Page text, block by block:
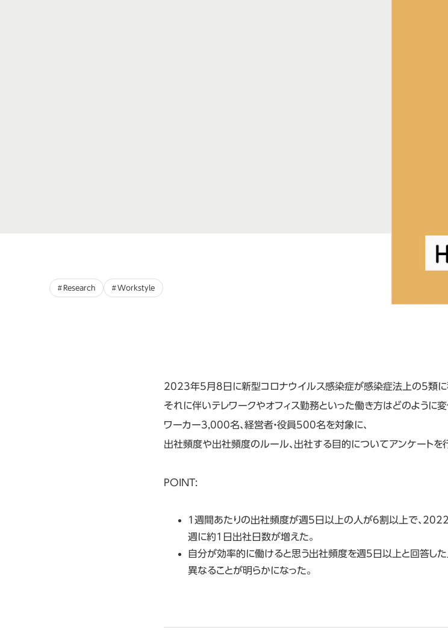
Research Workstyle
2023年5月8日に新型コロナウイルス感染症が感染症法上の5類に
それに伴いテレワークやオフィス勤務といった働き方はどのように変
ワーカー3,000名、経営者・役員500名を対象に、
出社頻度や出社頻度のルール、出社する目的についてアンケートを
POINT:
1週間あたりの出社頻度が週5日以上の人が6割以上で、
週に約1日出社日数が増えた。
自分が効率的に働けると思う出社頻度を週5日以上と回答し
異なることが明らかになった。